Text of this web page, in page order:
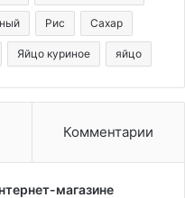
Рис Сахар
Яйцо куриное яйцо
Комментарии
магазине